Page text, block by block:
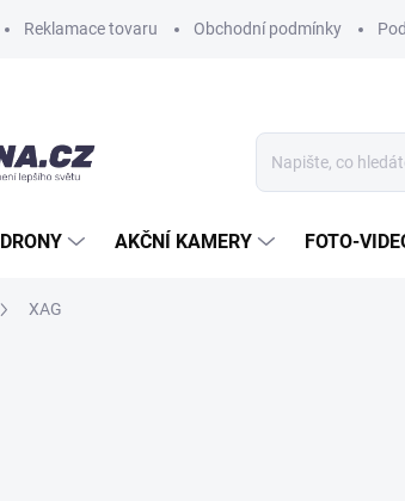
Reklamace tovaru Obchodní podmínky
DRONY AKČNÍ KAMERY FOTO-
XAG